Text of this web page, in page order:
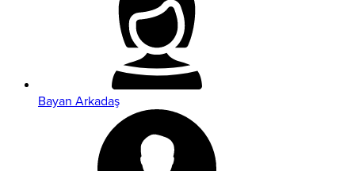
Bayan Arkadaş